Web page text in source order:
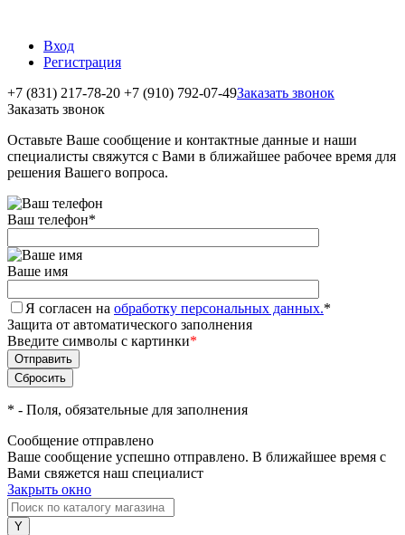
Вход
Регистрация
+7 (831) 217-78-20 +7 (910) 792-07-49Заказать звонок
Заказать звонок
Оставьте Ваше сообщение и контактные данные и наши
специалисты свяжутся с Вами в ближайшее рабочее время для
решения Вашего вопроса.
Ваш телефон*
Ваше имя
Я согласен на обработку персональных данных.*
Защита от автоматического заполнения
Введите символы с картинки*
* - Поля, обязательные для заполнения
Сообщение отправлено
Ваше сообщение успешно отправлено. В ближайшее время с
Вами свяжется наш специалист
Закрыть окно